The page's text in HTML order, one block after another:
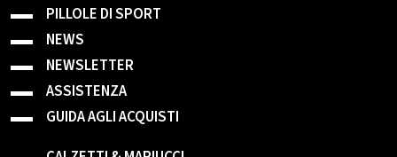
PILLOLE DI SPORT
NEWS
NEWSLETTER
ASSISTENZA
GUIDA AGLI ACQUISTI